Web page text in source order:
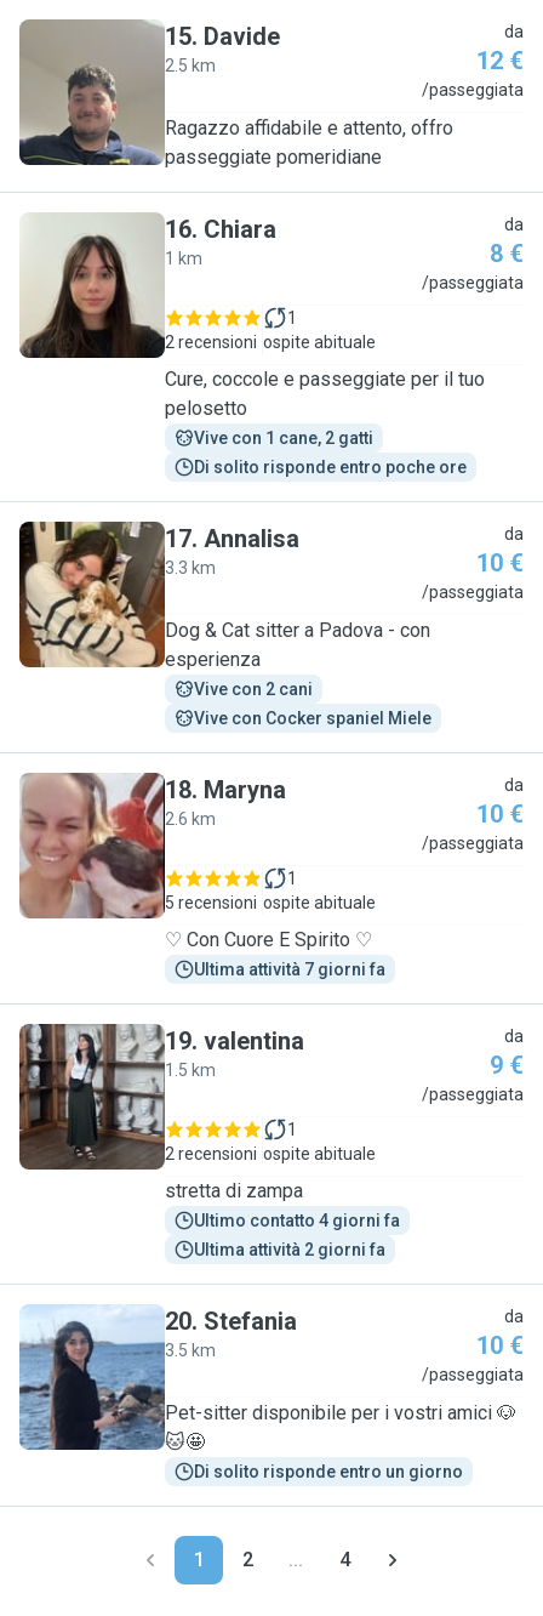
D
15. Davide
2.5 km
da
12 €
/passeggiata
Ragazzo affidabile e attento, offro
passeggiate pomeridiane
C
16. Chiara
1 km
da
8 €
/passeggiata
2 recensioni
1
ospite abituale
Cure, coccole e passeggiate per il tuo
pelosetto
Vive con 1 cane, 2 gatti
Di solito risponde entro poche ore
A
17. Annalisa
3.3 km
da
10 €
/passeggiata
Dog & Cat sitter a Padova - con
esperienza
Vive con 2 cani
Vive con Cocker spaniel Miele
M
18. Maryna
2.6 km
da
10 €
/passeggiata
5 recensioni
1
ospite abituale
♡ Con Cuore E Spirito ♡
Ultima attività 7 giorni fa
V
19. valentina
1.5 km
da
9 €
/passeggiata
2 recensioni
1
ospite abituale
stretta di zampa
Ultimo contatto 4 giorni fa
Ultima attività 2 giorni fa
S
20. Stefania
3.5 km
da
10 €
/passeggiata
Pet-sitter disponibile per i vostri amici 🐶
🐱🤩
Di solito risponde entro un giorno
1 2 ... 4